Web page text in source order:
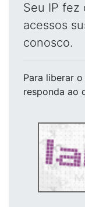
Seu IP fez
acessos
conosco.
Para liberar o
responda ao